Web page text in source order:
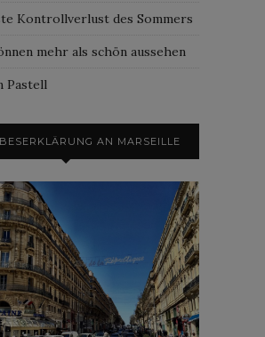
Kontrollverlust des Sommers
mehr als schön aussehen
Pastell
AN MARSEILLE